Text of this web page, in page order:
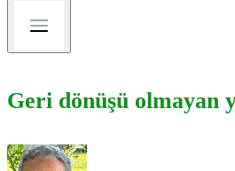
Geri dönüşü olmayan